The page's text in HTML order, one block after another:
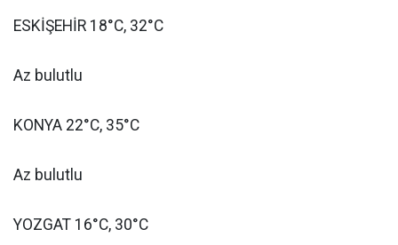
ESKİŞEHİR 18°C, 32°C
Az bulutlu
KONYA 22°C, 35°C
Az bulutlu
YOZGAT 16°C, 30°C